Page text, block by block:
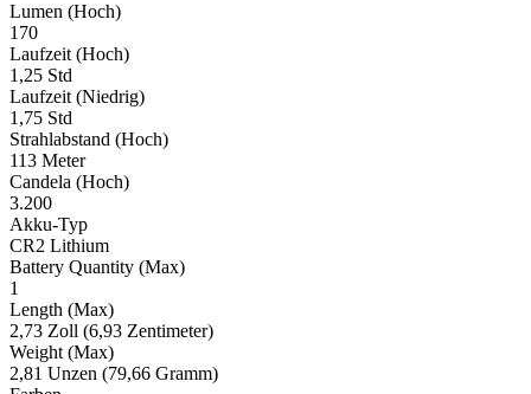
Lumen (Hoch)
170
Laufzeit (Hoch)
1,25 Std
Laufzeit (Niedrig)
1,75 Std
Strahlabstand (Hoch)
113 Meter
Candela (Hoch)
3.200
Akku-Typ
CR2 Lithium
Battery Quantity (Max)
1
Length (Max)
2,73 Zoll (6,93 Zentimeter)
Weight (Max)
2,81 Unzen (79,66 Gramm)